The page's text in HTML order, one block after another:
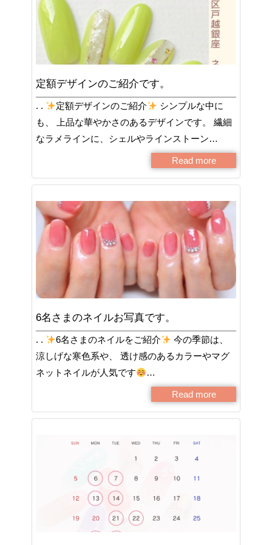
定額デザインのご紹介です。
. . 定額デザインのご紹介
シンプルな中に
も、 上品な華やかさのあるデザインです。 繊細
なラメラインに、シェルやラインストーン…
Read more
6名さまのネイルお写真です。
. . 6名さまのネイルをご紹介
今の季節は、
涼しげな寒色系や、 透け感のあるカラーやマグ
ネットネイルが人気です
…
Read more